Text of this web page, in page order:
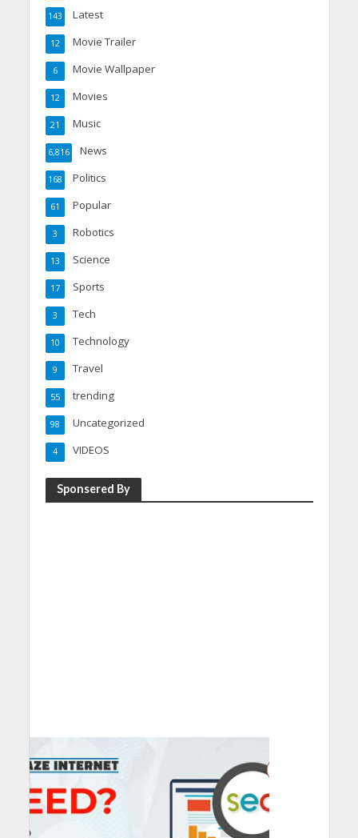
Latest
143
Movie Trailer
12
Movie Wallpaper
6
Movies
12
Music
21
News
6,816
Politics
168
Popular
61
Robotics
3
Science
13
Sports
17
Tech
3
Technology
10
Travel
9
trending
55
Uncategorized
98
VIDEOS
4
Sponsered By